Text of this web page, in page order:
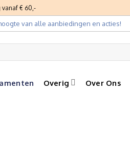
€ 60,-
van alle aanbiedingen en acties!
Overig Over Ons